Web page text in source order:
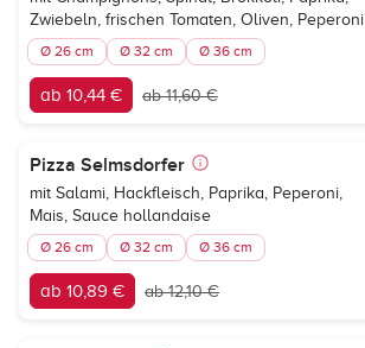
Zwiebeln, frischen Tomaten, Oliven, Peperoni
Ø 26 cm Ø 32 cm Ø 36 cm
ab 10,44 € ab 11,60 €
Pizza Selmsdorfer
mit Salami, Hackfleisch, Paprika, Peperoni,
Mais, Sauce hollandaise
Ø 26 cm Ø 32 cm Ø 36 cm
ab 10,89 € ab 12,10 €